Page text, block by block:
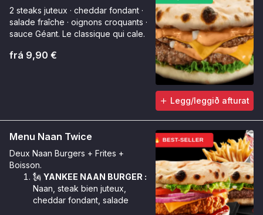
2 steaks juteux · cheddar fondant ·
salade fraîche · oignons croquants ·
sauce Géant. Le classique qui cale.
frá 9,90 €
Legg/leggið afturat
Menu Naan Twice
Deux Naan Burgers + Frites +
Boisson.
🗽 YANKEE NAAN BURGER :
Naan, steak bien juteux,
cheddar fondant, salade